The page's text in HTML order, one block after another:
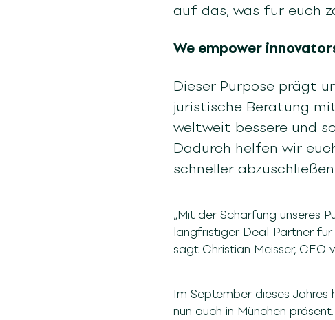
auf das, was für euch
We empower
Dieser Purpose prägt
juristische Beratung
weltweit bessere und
Dadurch helfen wir
schneller abzuschließen.
„Mit der Schärfung unseres
langfristiger Deal-Partner für
sagt Christian Meisser, CEO
Im September dieses Jahres
nun auch in München